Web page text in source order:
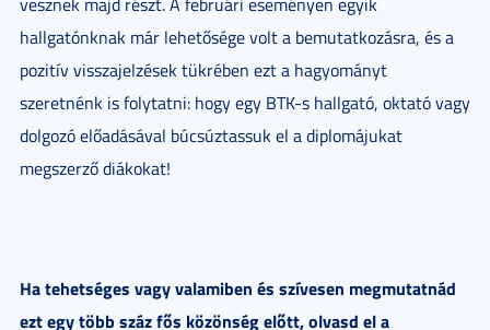
hallgatónknak már lehetősége volt a bemutatkozásra, és a
pozitív visszajelzések tükrében ezt a hagyományt
szeretnénk is folytatni: hogy egy BTK-s hallgató, oktató vagy
dolgozó előadásával búcsúztassuk el a diplomájukat
megszerző diákokat!
Ha tehetséges vagy valamiben és szívesen megmutatnád
ezt egy több száz fős közönség előtt, olvasd el a